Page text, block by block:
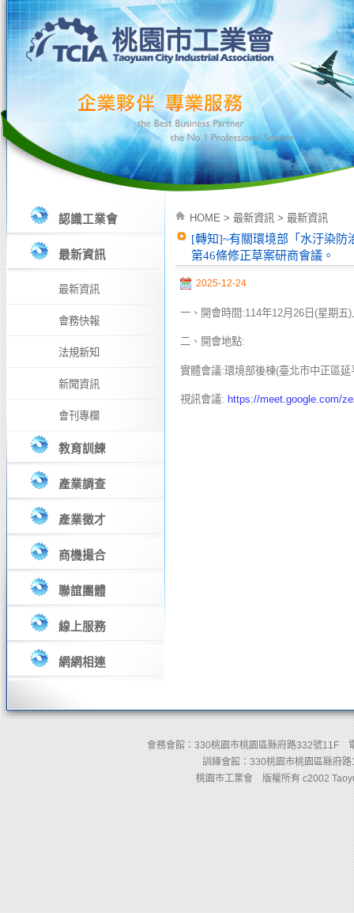
認識工業會
最新資訊
最新資訊
會務快報
法規新知
新聞資訊
會刊專欄
教育訓練
產業調查
產業徵才
商機撮合
聯誼團體
線上服務
網網相連
HOME > 最新資訊 > 最新資訊
[轉知]~有關環境部「水汙染防
第46條修正草案研商會議。
2025-12-24
一、開會時間:114年12月26日(星期五
二、開會地點:
實體會議:環境部後棟(臺北市中正區
視訊會議: https://meet.google.com/
會務會館：330桃園市桃園區縣府路332號
訓練會館：330桃園市桃園區縣
桃園市工業會 版權所有 c2002